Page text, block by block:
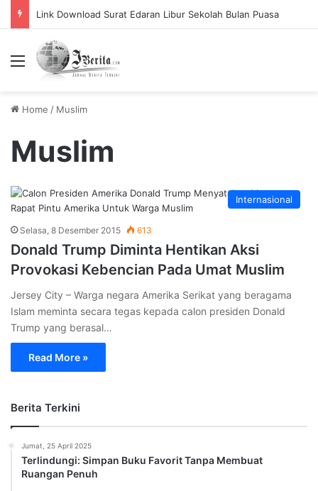
Link Download Surat Edaran Libur Sekolah Bulan Puasa
Menu
Home / Muslim
Muslim
Internasional
Selasa, 8 Desember 2015 613
Donald Trump Diminta Hentikan Aksi
Provokasi Kebencian Pada Umat Muslim
Jersey City – Warga negara Amerika Serikat yang beragama
Islam meminta secara tegas kepada calon presiden Donald
Trump yang berasal…
Read More »
Berita Terkini
Jumat, 25 April 2025
Terlindungi: Simpan Buku Favorit Tanpa Membuat
Ruangan Penuh